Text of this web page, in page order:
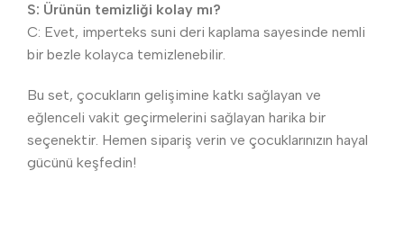
S: Ürünün temizliği kolay mı?
C: Evet, imperteks suni deri kaplama sayesinde nemli
bir bezle kolayca temizlenebilir.
Bu set, çocukların gelişimine katkı sağlayan ve
eğlenceli vakit geçirmelerini sağlayan harika bir
seçenektir. Hemen sipariş verin ve çocuklarınızın hayal
gücünü keşfedin!